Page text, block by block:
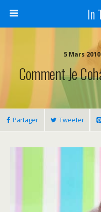
In
5 Mars
Comment Je
Partager Tweeter